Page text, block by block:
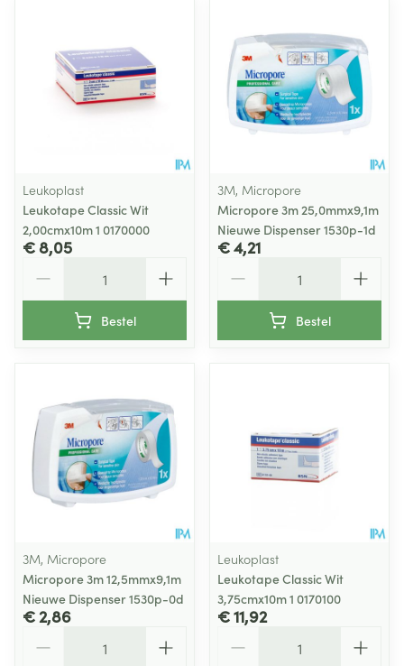
Leukoplast
Leukotape Classic Wit
2,00cmx10m 1 0170000
€ 8,05
Bestel
3M, Micropore
Micropore 3m 25,0mmx9,1m
Nieuwe Dispenser 1530p-1d
€ 4,21
Bestel
3M, Micropore
Micropore 3m 12,5mmx9,1m
Nieuwe Dispenser 1530p-0d
€ 2,86
Leukoplast
Leukotape Classic Wit
3,75cmx10m 1 0170100
€ 11,92